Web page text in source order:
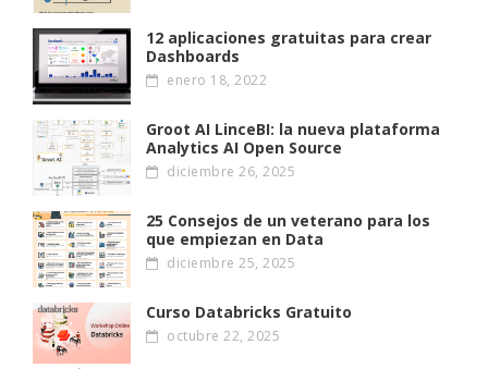
12 aplicaciones gratuitas para crear
Dashboards
enero 18, 2022
Groot AI LinceBI: la nueva plataforma
Analytics AI Open Source
diciembre 26, 2025
25 Consejos de un veterano para los
que empiezan en Data
diciembre 25, 2025
Curso Databricks Gratuito
octubre 22, 2025